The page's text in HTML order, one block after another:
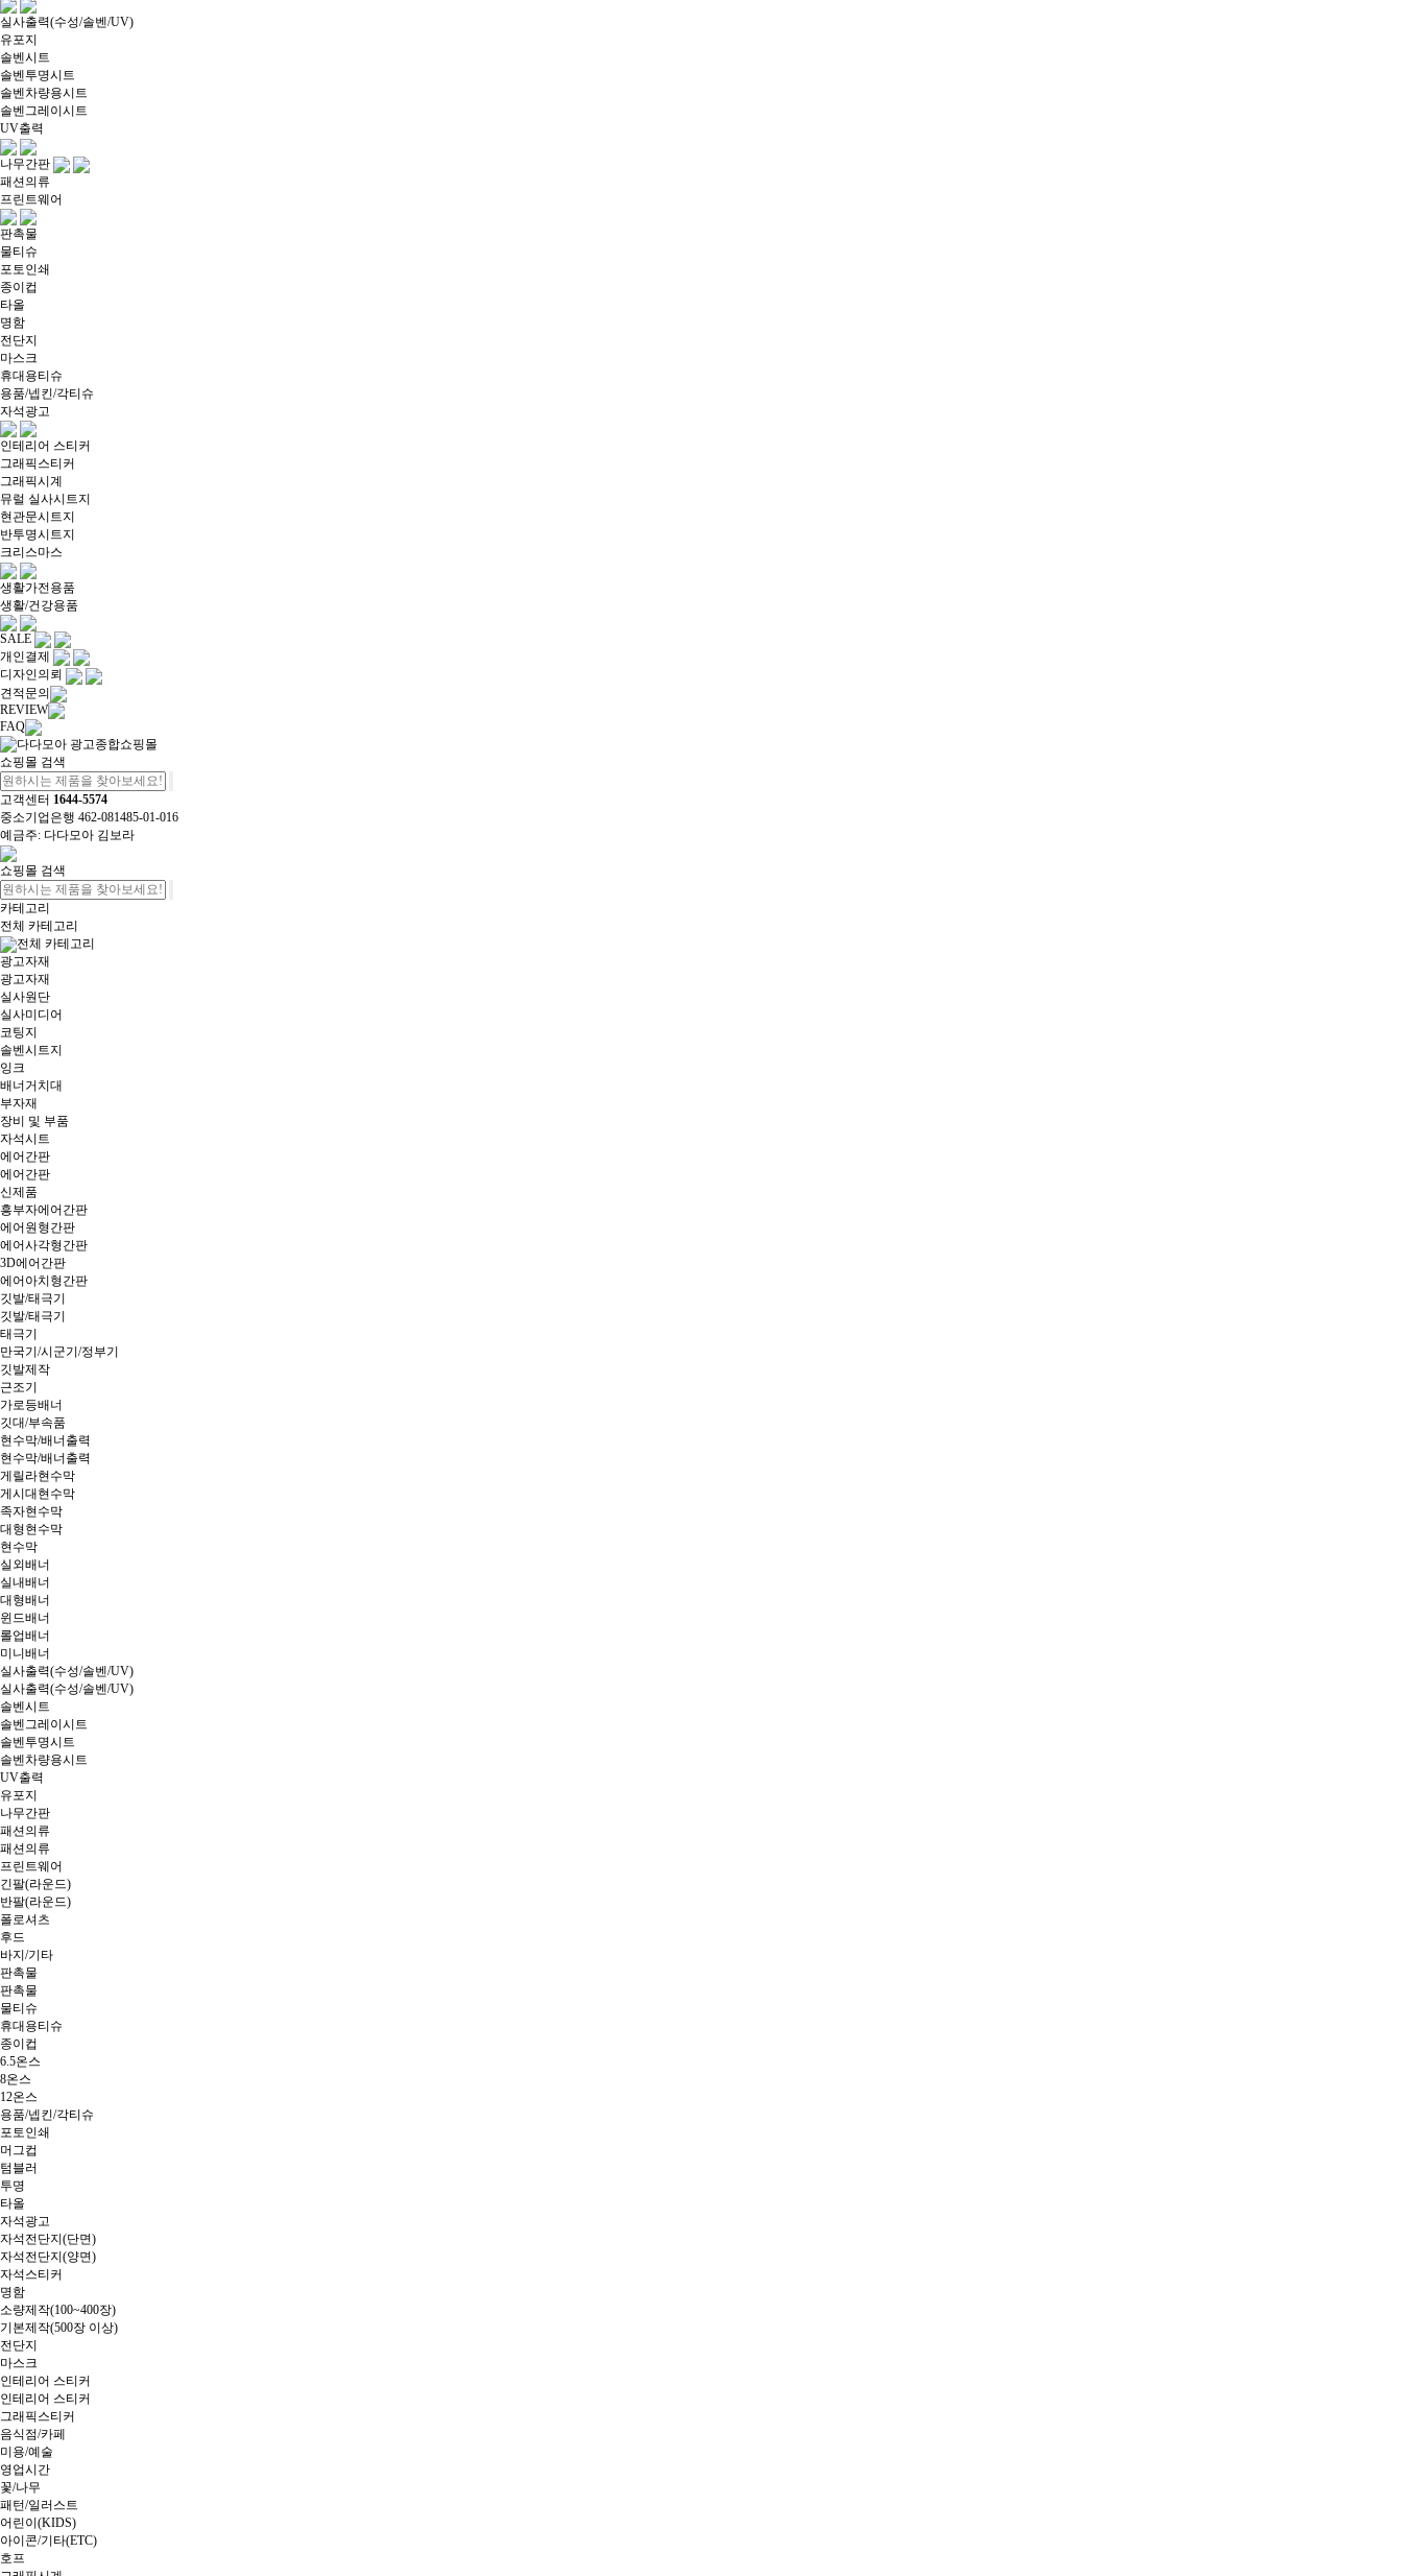
실사출력(수성/솔벤/UV)
유포지
솔벤시트
솔벤투명시트
솔벤차량용시트
솔벤그레이시트
UV출력
나무간판
패션의류
프린트웨어
판촉물
물티슈
포토인쇄
종이컵
타올
명함
전단지
마스크
휴대용티슈
용품/넵킨/각티슈
자석광고
인테리어 스티커
그래픽스티커
그래픽시계
뮤럴 실사시트지
현관문시트지
반투명시트지
크리스마스
생활가전용품
생활/건강용품
SALE
개인결제
디자인의뢰
견적문의
REVIEW
FAQ
쇼핑몰 검색
고객센터 1644-5574
중소기업은행 462-081485-01-016
예금주: 다다모아 김보라
쇼핑몰 검색
카테고리
전체 카테고리
전체 카테고리
광고자재
광고자재
실사원단
실사미디어
코팅지
솔벤시트지
잉크
배너거치대
부자재
장비 및 부품
자석시트
에어간판
에어간판
신제품
흥부자에어간판
에어원형간판
에어사각형간판
3D에어간판
에어아치형간판
깃발/태극기
깃발/태극기
태극기
만국기/시군기/정부기
깃발제작
근조기
가로등배너
깃대/부속품
현수막/배너출력
현수막/배너출력
게릴라현수막
게시대현수막
족자현수막
대형현수막
현수막
실외배너
실내배너
대형배너
윈드배너
롤업배너
미니배너
실사출력(수성/솔벤/UV)
실사출력(수성/솔벤/UV)
솔벤시트
솔벤그레이시트
솔벤투명시트
솔벤차량용시트
UV출력
유포지
나무간판
패션의류
패션의류
프린트웨어
긴팔(라운드)
반팔(라운드)
폴로셔츠
후드
바지/기타
판촉물
판촉물
물티슈
휴대용티슈
종이컵
6.5온스
8온스
12온스
용품/넵킨/각티슈
포토인쇄
머그컵
텀블러
투명
타올
자석광고
자석전단지(단면)
자석전단지(양면)
자석스티커
명함
소량제작(100~400장)
기본제작(500장 이상)
전단지
마스크
인테리어 스티커
인테리어 스티커
그래픽스티커
음식점/카페
미용/예술
영업시간
꽃/나무
패턴/일러스트
어린이(KIDS)
아이콘/기타(ETC)
호프